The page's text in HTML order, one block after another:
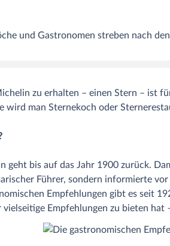
und Gastronomen streben nach
zu erhalten – einen Stern – ist
wird man Sternekoch oder
geht bis auf das Jahr 1900 zurück.
Führer, sondern informierte
Empfehlungen gibt es seit
Empfehlungen zu bieten